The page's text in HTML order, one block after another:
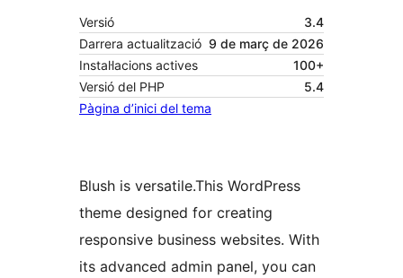
Versió
3.4
Darrera actualització 9 de març de 2026
Instal·lacions actives
100+
Versió del PHP
5.4
Pàgina d’inici del tema
Blush is versatile.This WordPress
theme designed for creating
responsive business websites. With
its advanced admin panel, you can